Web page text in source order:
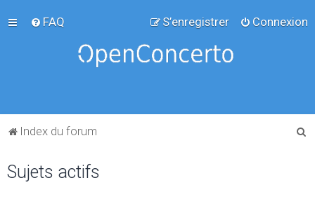
FAQ Connexion
S’enregistrer
Index du forum
Sujets actifs